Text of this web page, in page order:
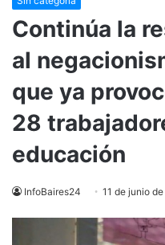
Continúa la
al
que ya
28
educación
InfoBaires24 11 de junio de